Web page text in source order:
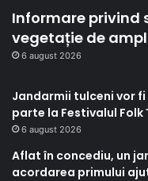
Informare privind
vegetație de
6 august 2026
Jandarmii tulceni vor
parte la Festivalul Folk
6 august 2026
Aflat în concediu, un
acordarea primului